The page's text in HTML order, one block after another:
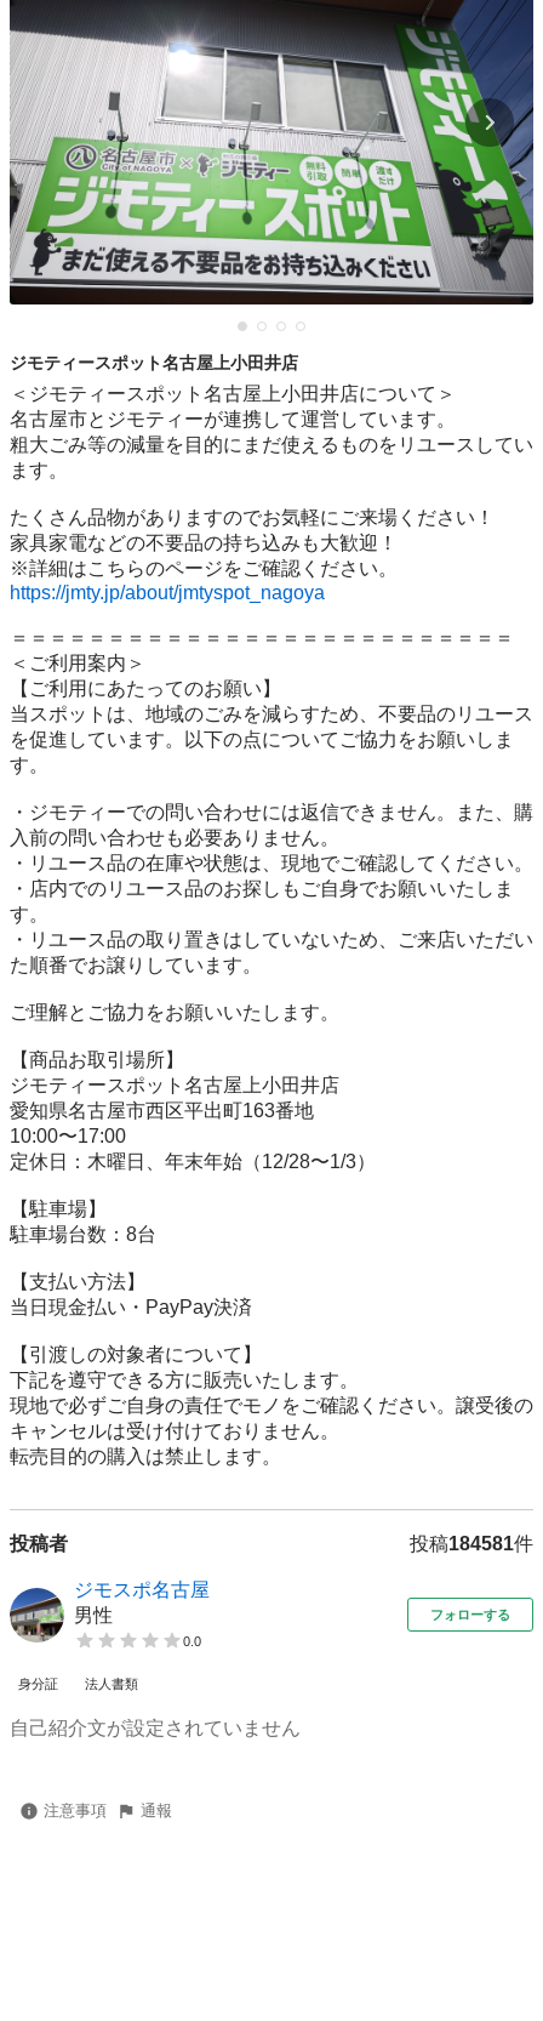
ジモティースポット名古屋上小田井店
＜ジモティースポット名古屋上小田井店について＞
名古屋市とジモティーが連携して運営しています。
粗⼤ごみ等の減量を⽬的にまだ使えるものをリユースしてい
ます。
たくさん品物がありますのでお気軽にご来場ください！
家具家電などの不要品の持ち込みも大歓迎！
https://jmty.jp/about/jmtyspot_nagoya
＝＝＝＝＝＝＝＝＝＝＝＝＝＝＝＝＝＝＝＝＝＝＝＝＝＝
＜ご利用案内＞
【ご利用にあたってのお願い】
当スポットは、地域のごみを減らすため、不要品のリユース
を促進しています。以下の点についてご協力をお願いしま
す。
・ジモティーでの問い合わせには返信できません。また、購
入前の問い合わせも必要ありません。
・リユース品の在庫や状態は、現地でご確認してください。
・店内でのリユース品のお探しもご自身でお願いいたしま
す。
・リユース品の取り置きはしていないため、ご来店いただい
た順番でお譲りしています。
ご理解とご協力をお願いいたします。
【商品お取引場所】
ジモティースポット名古屋上小田井店
愛知県名古屋市西区平出町163番地
10:00〜17:00
定休日：木曜日、年末年始（12/28〜1/3）
【駐⾞場】
駐車場台数：8台
【⽀払い⽅法】
当日現金払い・PayPay決済
【引渡しの対象者について】
下記を遵守できる⽅に販売いたします。
現地で必ずご⾃⾝の責任でモノをご確認ください。譲受後の
キャンセルは受け付けておりません。
転売⽬的の購⼊は禁⽌します。
投稿者 投稿184581件
ジモスポ名古屋
男性
0.0
フォローする
身分証 法人書類
自己紹介文が設定されていません
注意事項 通報